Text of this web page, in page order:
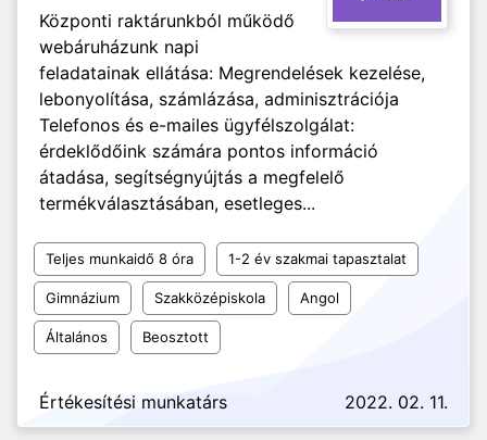
Központi raktárunkból működő
webáruházunk napi
feladatainak ellátása: Megrendelések kezelése,
lebonyolítása, számlázása, adminisztrációja
Telefonos és e-mailes ügyfélszolgálat:
érdeklődőink számára pontos információ
átadása, segítségnyújtás a megfelelő
termékválasztásában, esetleges...
Teljes munkaidő 8 óra 1-2 év szakmai tapasztalat
Gimnázium Szakközépiskola Angol
Általános Beosztott
Értékesítési munkatárs 2022. 02. 11.